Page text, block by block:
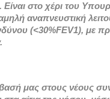
Είναι στο χέρι του
αναπνευστική
(<30%FEV1), με
μας στους νέους